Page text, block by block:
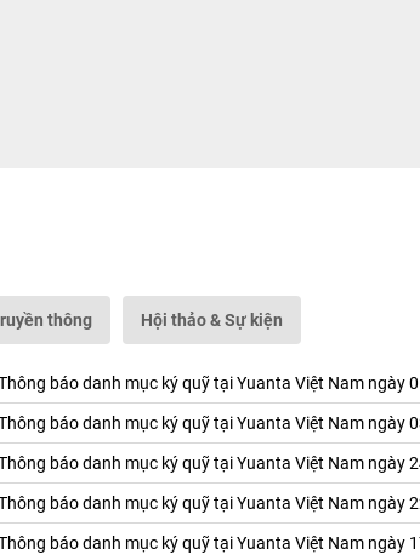
thông Hội thảo & Sự kiện
báo danh mục ký quỹ tại Yuanta Việt Nam ngày
báo danh mục ký quỹ tại Yuanta Việt Nam ngày
báo danh mục ký quỹ tại Yuanta Việt Nam ngày
báo danh mục ký quỹ tại Yuanta Việt Nam ngày
báo danh mục ký quỹ tại Yuanta Việt Nam ngày